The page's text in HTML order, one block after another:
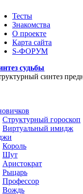
Тесты
Знакомства
О проекте
Карта сайта
S-ФОРУМ
судьбы
синтез
Структурный гороскоп
Виртуальный имидж
Король
Шут
Аристократ
Рыцарь
Профессор
Вождь